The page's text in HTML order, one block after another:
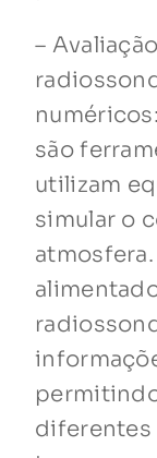
–
são
utilizam
simular o
diferentes